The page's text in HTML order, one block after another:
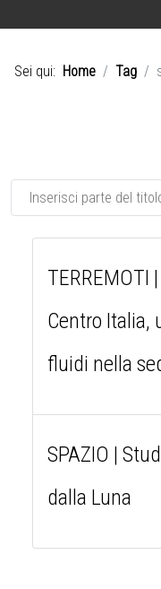
Sei qui: Home Tag
Inserisci parte del titolo
TERREMOTI
Centro Italia,
fluidi nella
SPAZIO |
dalla Luna